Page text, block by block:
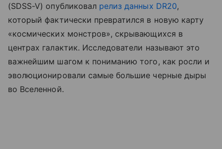
(SDSS-V) опубликовал релиз данных DR20,
который фактически превратился в новую карту
«космических монстров», скрывающихся в
центрах галактик. Исследователи называют это
важнейшим шагом к пониманию того, как росли и
эволюционировали самые большие черные дыры
во Вселенной.